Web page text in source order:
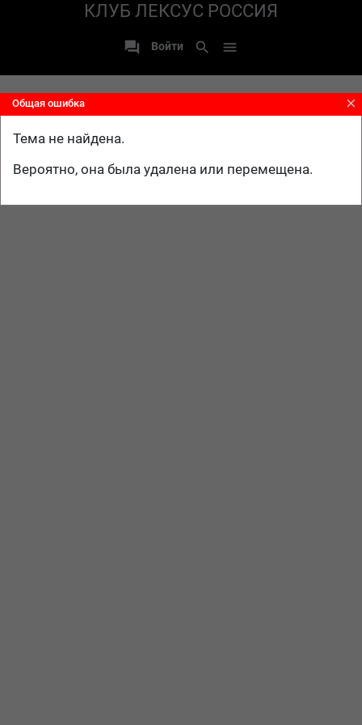
КЛУБ ЛЕКСУС РОССИЯ
 Войти search 
close
Общая ошибка
Тема не найдена.
Вероятно, она была удалена или перемещена.